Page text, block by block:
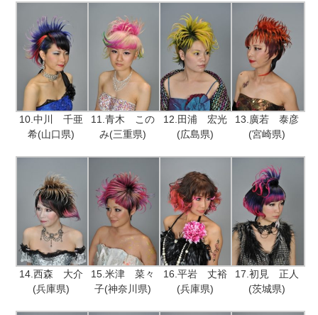
10.中川 千亜
希(山口県)
11.青木 この
み(三重県)
12.田浦 宏光
(広島県)
13.廣若 泰彦
(宮崎県)
14.西森 大介
(兵庫県)
15.米津 菜々
子(神奈川県)
16.平岩 丈裕
(兵庫県)
17.初見 正人
(茨城県)